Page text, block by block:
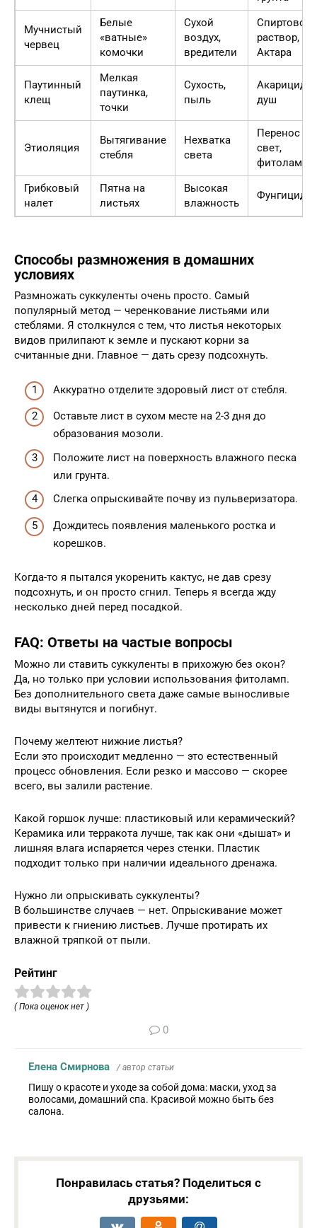
Мучнистый
червец
Белые
«ватные»
комочки
Сухой
воздух,
вредители
Спиртовой
раствор,
Актара
Паутинный
клещ
Мелкая
паутинка,
точки
Сухость,
пыль
Акарициды,
душ
Этиоляция
Вытягивание
стебля
Нехватка
света
Перенос на
свет,
фитолампа
Грибковый
налет
Пятна на
листьях
Высокая
влажность
Фунгициды
Способы размножения в домашних
условиях
Размножать суккуленты очень просто. Самый
популярный метод — черенкование листьями или
стеблями. Я столкнулся с тем, что листья некоторых
видов прилипают к земле и пускают корни за
считанные дни. Главное — дать срезу подсохнуть.
Аккуратно отделите здоровый лист от стебля.
Оставьте лист в сухом месте на 2-3 дня до
образования мозоли.
Положите лист на поверхность влажного песка
или грунта.
Слегка опрыскивайте почву из пульверизатора.
Дождитесь появления маленького ростка и
корешков.
Когда-то я пытался укоренить кактус, не дав срезу
подсохнуть, и он просто сгнил. Теперь я всегда жду
несколько дней перед посадкой.
FAQ: Ответы на частые вопросы
Можно ли ставить суккуленты в прихожую без окон?
Да, но только при условии использования фитоламп.
Без дополнительного света даже самые выносливые
виды вытянутся и погибнут.
Почему желтеют нижние листья?
Если это происходит медленно — это естественный
процесс обновления. Если резко и массово — скорее
всего, вы залили растение.
Какой горшок лучше: пластиковый или керамический?
Керамика или терракота лучше, так как они «дышат» и
лишняя влага испаряется через стенки. Пластик
подходит только при наличии идеального дренажа.
Нужно ли опрыскивать суккуленты?
В большинстве случаев — нет. Опрыскивание может
привести к гниению листьев. Лучше протирать их
влажной тряпкой от пыли.
Рейтинг
( Пока оценок нет )
0
Елена Смирнова / автор статьи
Пишу о красоте и уходе за собой дома: маски, уход за
волосами, домашний спа. Красивой можно быть без
салона.
Понравилась статья? Поделиться с
друзьями: